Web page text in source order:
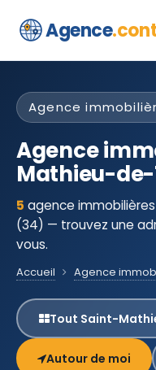
Agence
Agence
Agence
Mathieu-
5 agence
(34) — trouvez une
vous.
Accueil Agence
Tout Saint-
Autour de moi